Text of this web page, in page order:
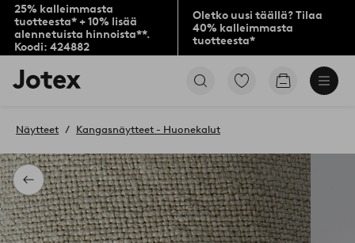
25% kalleimmasta
tuotteesta* + 10% lisää
alennetuista hinnoista**.
Koodi: 424882
Oletko uusi täällä? Tilaa
40% kalleimmasta
tuotteesta*
Jotex-
logo
aloitussivulle
Siirry
Siirry
Takaisin
Näytteet Kangasnäytteet - Huonekalut